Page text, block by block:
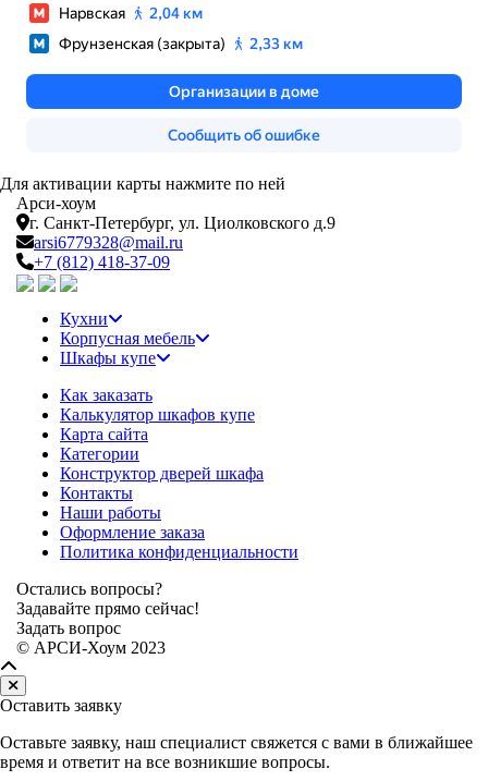
Для активации карты нажмите по ней
Арси-хоум
г. Санкт-Петербург, ул. Циолковского д.9
arsi6779328@mail.ru
+7 (812) 418-37-09
Кухни
Корпусная мебель
Шкафы купе
Как заказать
Калькулятор шкафов купе
Карта сайта
Категории
Конструктор дверей шкафа
Контакты
Наши работы
Оформление заказа
Политика конфиденциальности
Остались вопросы?
Задавайте прямо сейчас!
Задать вопрос
© АРСИ-Хоум 2023
Оставить заявку
Оставьте заявку, наш специалист свяжется с вами в ближайшее
время и ответит на все возникшие вопросы.